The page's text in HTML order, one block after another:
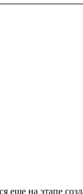
еще на этапе